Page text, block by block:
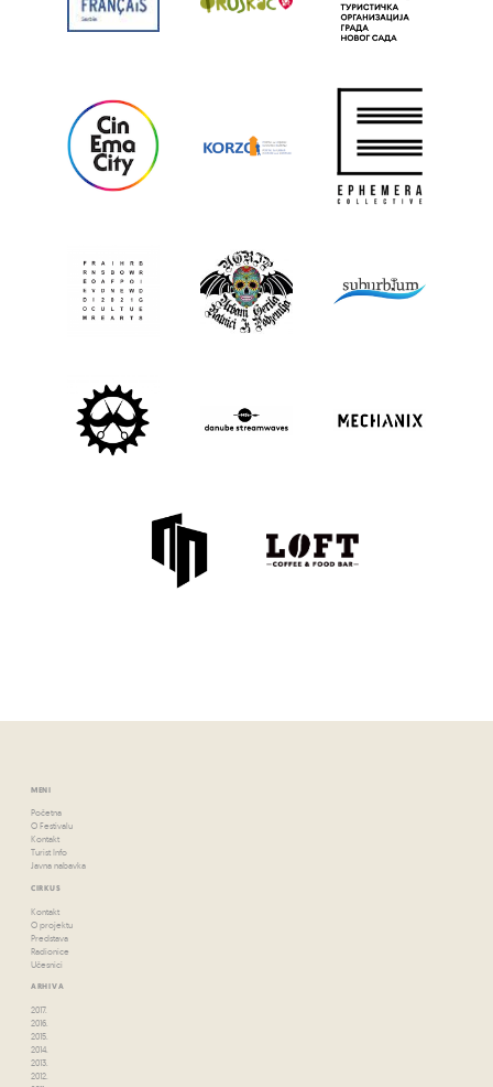
MENI
Početna
O Festivalu
Kontakt
Turist Info
Javna nabavka
CIRKUS
Kontakt
O projektu
Predstava
Radionice
Učesnici
ARHIVA
2017.
2016.
2015.
2014.
2013.
2012.